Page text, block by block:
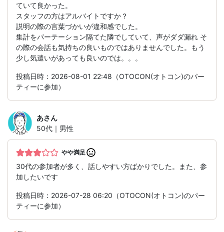
ていて良かった。
スタッフの方はアルバイトですか？
説明の際の言葉づかいが違和感でした。
集計をパーテーション隔てた隣でしていて、声がダダ漏れ そ
の際の会話も気持ちの良いものではありませんでした。もう
少し気遣いがあっても良いのでは。。。
投稿日時：2026-08-01 22:48（OTOCON(オトコン)のパー
ティーに参加）
あさん
50代｜男性
やや満足
30代の参加者が多く、話しやすい方ばかりでした。また、参
加したいです
投稿日時：2026-07-28 06:20（OTOCON(オトコン)のパー
ティーに参加）